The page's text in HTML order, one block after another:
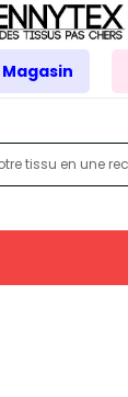
Magasin